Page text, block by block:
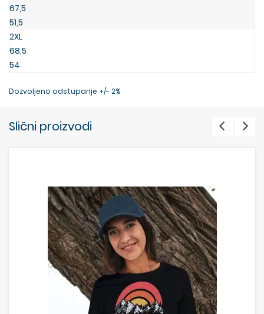
67,5
51,5
2XL
68,5
54
Dozvoljeno odstupanje +/- 2%
Slični proizvodi